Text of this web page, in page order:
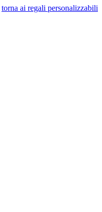
torna ai regali personalizzabili